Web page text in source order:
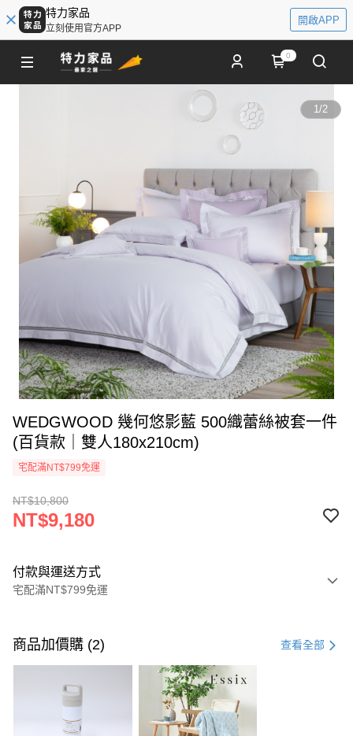
特力家品
立刻使用官方APP
開啟APP
0
1/2
WEDGWOOD 幾何悠影藍 500織蕾絲被套一件
(百貨款｜雙人180x210cm)
宅配滿NT$799免運
NT$10,800
NT$9,180
付款與運送方式
宅配滿NT$799免運
信用卡一次付款
3 期 0 利率 每期 NT$3,060
合作金庫商業銀行
第一商業銀行
6 期 0 利率 每期 NT$1,530
商品加價購 (2) 查看全部